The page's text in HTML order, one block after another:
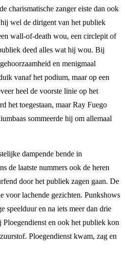
charismatische zanger eiste dan ook
wel de dirigent van het publiek
wall-of-death wou, een circlepit of
deed alles wat hij wou. Bij
en menigmaal
vanaf het podium, maar op een
heel de voorste linie op het
het toegestaan, maar Ray Fuego
sommeerde hij om allemaal
dampende bende in
de laatste nummers ook de heren
door het publiek zagen gaan. De
voor lachende gezichten. Punkshows
speelduur en na iets meer dan drie
en ook het publiek kon
Ploegendienst kwam, zag en